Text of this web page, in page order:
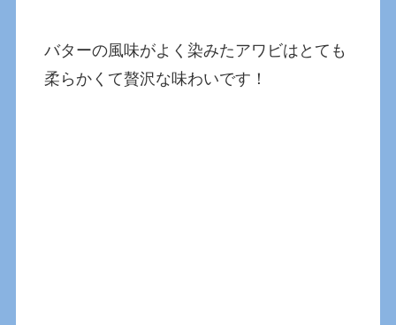
バターの風味がよく染みたアワビはとても
柔らかくて贅沢な味わいです！